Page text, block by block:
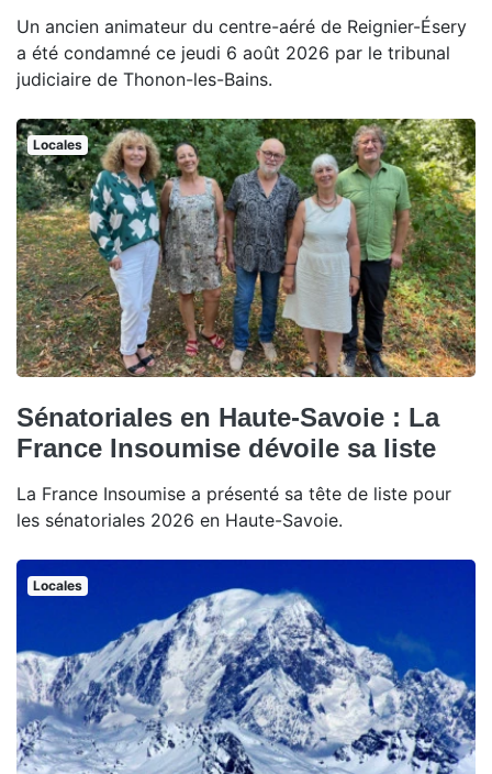
Un ancien animateur du centre-aéré de Reignier-Ésery
a été condamné ce jeudi 6 août 2026 par le tribunal
judiciaire de Thonon-les-Bains.
Locales
Sénatoriales en Haute-Savoie : La
France Insoumise dévoile sa liste
La France Insoumise a présenté sa tête de liste pour
les sénatoriales 2026 en Haute-Savoie.
Locales